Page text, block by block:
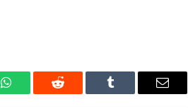
WhatsAppReddit Tumblr Email